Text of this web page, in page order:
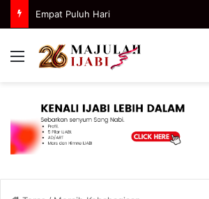
Empat Puluh Hari
Menu